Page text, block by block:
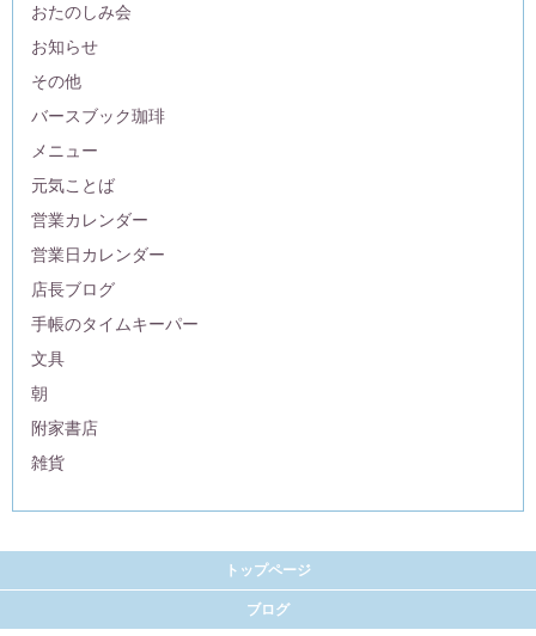
おたのしみ会
お知らせ
その他
バースブック珈琲
メニュー
元気ことば
営業カレンダー
営業日カレンダー
店長ブログ
手帳のタイムキーパー
文具
朝
附家書店
雑貨
トップページ
ブログ